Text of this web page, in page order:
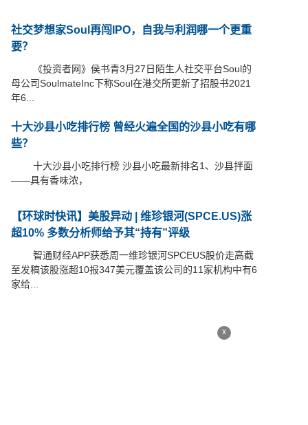
社交梦想家Soul再闯IPO，自我与利润哪一个更重
要？
《投资者网》侯书青3月27日陌生人社交平台Soul的
母公司SoulmateInc下称Soul在港交所更新了招股书2021
年6...
十大沙县小吃排行榜 曾经火遍全国的沙县小吃有哪
些？
十大沙县小吃排行榜 沙县小吃最新排名1、沙县拌面
——具有香味浓，
【环球时快讯】美股异动 | 维珍银河(SPCE.US)涨
超10% 多数分析师给予其“持有”评级
智通财经APP获悉周一维珍银河SPCEUS股价走高截
至发稿该股涨超10报347美元覆盖该公司的11家机构中有6
家给...
x